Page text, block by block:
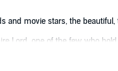
and movie stars, the
Lord, one of the few who
very lives. But when, in a